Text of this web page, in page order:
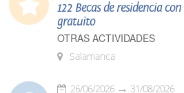
122 Becas de residencia
gratuito
OTRAS ACTIVIDADES
Salamanca
26/06/2026 31/08/2026